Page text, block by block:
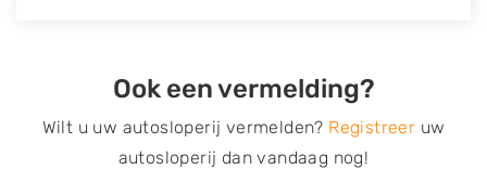
Ook een vermelding?
Wilt u uw autosloperij vermelden? Registreer uw
autosloperij dan vandaag nog!